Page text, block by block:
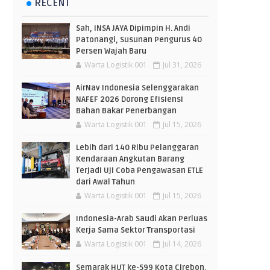
RECENT
Sah, INSA JAYA Dipimpin H. Andi
Patonangi, Susunan Pengurus 40
Persen Wajah Baru
Warta Logistik 001 Jul 31, 2026
AirNav Indonesia Selenggarakan
NAFEF 2026 Dorong Efisiensi
Bahan Bakar Penerbangan
Warta Logistik 001 Jul 15, 2026
Lebih dari 140 Ribu Pelanggaran
Kendaraan Angkutan Barang
Terjadi Uji Coba Pengawasan ETLE
dari Awal Tahun
Warta Logistik 001 Jul 15, 2026
Indonesia-Arab Saudi Akan Perluas
Kerja Sama Sektor Transportasi
Warta Logistik 001 Jul 14, 2026
Semarak HUT ke-599 Kota Cirebon,